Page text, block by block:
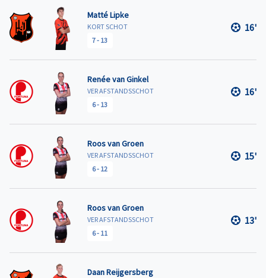
Matté Lipke
KORT SCHOT
7- 13
16'
Renée van Ginkel
VER AFSTANDSSCHOT
6- 13
16'
Roos van Groen
VER AFSTANDSSCHOT
6- 12
15'
Roos van Groen
VER AFSTANDSSCHOT
6- 11
13'
Daan Reijgersberg